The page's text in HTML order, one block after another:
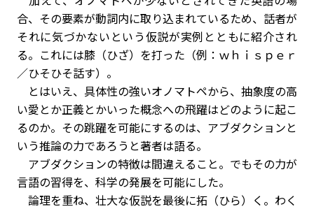
合、その要素が動詞内に取り込まれているため、話者が
それに気づかないという仮説が実例とともに紹介され
る。これには膝（ひざ）を打った（例：ｗｈｉｓｐｅｒ
／ひそひそ話す）。
とはいえ、具体性の強いオノマトペから、抽象度の高
い愛とか正義とかいった概念への飛躍はどのように起こ
るのか。その跳躍を可能にするのは、アブダクションと
いう推論の力であろうと著者は語る。
アブダクションの特徴は間違えること。でもその力が
言語の習得を、科学の発展を可能にした。
論理を重ね、壮大な仮説を最後に拓（ひら）く。わく